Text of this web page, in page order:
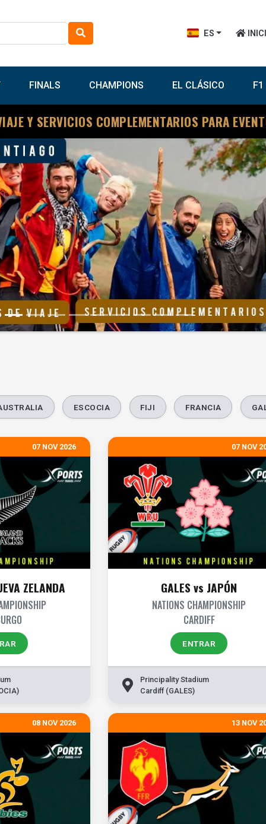
ES
FINALS CHAMPIONS EL CLÁSICO F1
Y SERVICIOS COMPLEMENTARIOS PARA
ESCOCIA FIJI FRANCIA
07 NOV 2026
ZELANDA
07 NOV
GALES vs JAPÓN
NATIONS CHAMPIONSHIP
CARDIFF
ENTRAR
Principality Stadium
Cardiff (GALES)
08 NOV 2026 13 NOV